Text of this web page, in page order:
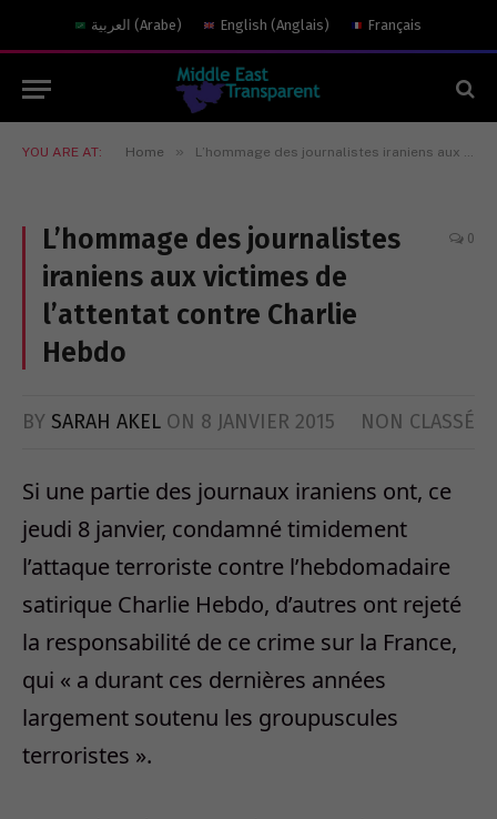
العربية (Arabe) English (Anglais) Français
YOU ARE AT: Home » L’hommage des journalistes iraniens aux victimes de l’attentat contre Charlie Hebdo
L’hommage des journalistes
iraniens aux victimes de
l’attentat contre Charlie
Hebdo
0
BY SARAH AKEL ON 8 JANVIER 2015 NON CLASSÉ
Si une partie des journaux iraniens ont, ce
jeudi 8 janvier, condamné timidement
l’attaque terroriste contre l’hebdomadaire
satirique Charlie Hebdo, d’autres ont rejeté
la responsabilité de ce crime sur la France,
qui « a durant ces dernières années
largement soutenu les groupuscules
terroristes ».